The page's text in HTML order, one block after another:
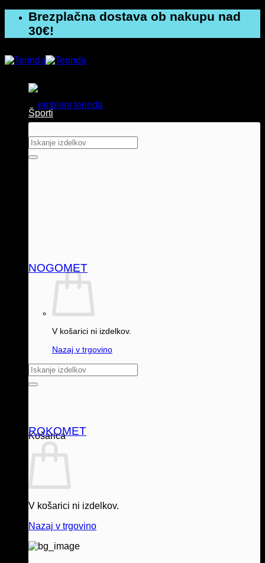
vsebino
Brezplačna dostava ob nakupu nad
30€!
Išči:
V košarici ni izdelkov.
Nazaj v trgovino
Išči:
Košarica
V košarici ni izdelkov.
Nazaj v trgovino
Športi
NOGOMET
ROKOMET